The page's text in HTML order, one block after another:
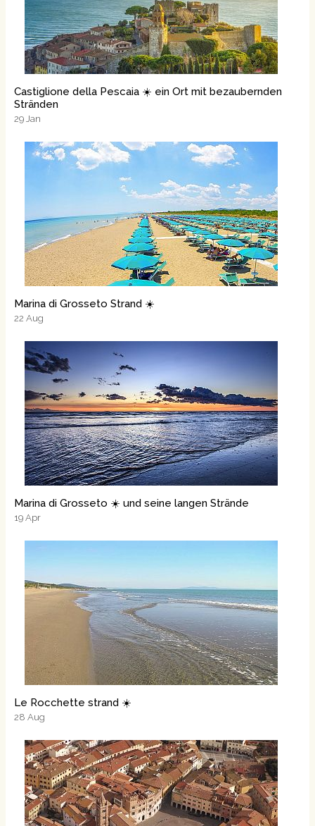
Castiglione della Pescaia ☀️ ein Ort mit bezaubernden
Stränden
29Jan
Marina di Grosseto Strand ☀️
22 Aug
Marina di Grosseto ☀️ und seine langen Strände
19Apr
Le Rocchette strand ☀️
28 Aug